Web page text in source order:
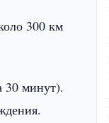
300 км
30 минут).